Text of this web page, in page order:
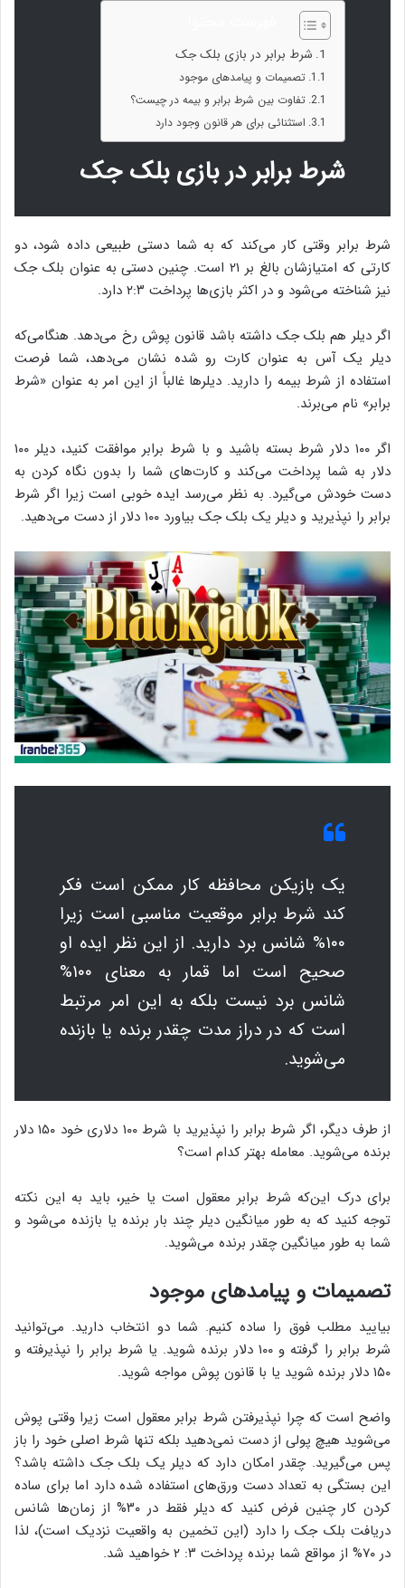
شرط برابر در بازی بلک جک
تصمیمات و پیامدهای موجود
تفاوت بین شرط برابر و بیمه در چیست؟
استثنائی برای هر قانون وجود دارد
شرط برابر در بازی بلک جک
شرط برابر وقتی کار می‌کند که به شما دستی طبیعی داده شود، دو
کارتی که امتیازشان بالغ بر ۲۱ است. چنین دستی به عنوان بلک جک
نیز شناخته می‌شود و در اکثر بازی‌ها پرداخت ۲:۳ دارد.
اگر دیلر هم بلک جک داشته باشد قانون پوش رخ می‌دهد. هنگامی‌که
دیلر یک آس به عنوان کارت رو شده نشان می‌دهد، شما فرصت
استفاده از شرط بیمه را دارید. دیلرها غالباً از این امر به عنوان «شرط
برابر» نام می‌برند.
اگر ۱۰۰ دلار شرط بسته باشید و با شرط برابر موافقت کنید، دیلر ۱۰۰
دلار به شما پرداخت می‌کند و کارت‌های شما را بدون نگاه کردن به
دست خودش می‌گیرد. به نظر می‌رسد ایده خوبی است زیرا اگر شرط
برابر را نپذیرید و دیلر یک بلک جک بیاورد ۱۰۰ دلار از دست می‌دهید.
یک بازیکن محافظه کار ممکن است فکر
کند شرط برابر موقعیت مناسبی است زیرا
۱۰۰% شانس برد دارید. از این نظر ایده او
صحیح است اما قمار به معنای ۱۰۰%
شانس برد نیست بلکه به این امر مرتبط
است که در دراز مدت چقدر برنده یا بازنده
می‌شوید.
از طرف دیگر، اگر شرط برابر را نپذیرید با شرط ۱۰۰ دلاری خود ۱۵۰ دلار
برنده می‌شوید. معامله بهتر کدام است؟
برای درک این‌که شرط برابر معقول است یا خیر، باید به این نکته
توجه کنید که به طور میانگین دیلر چند بار برنده یا بازنده می‌شود و
شما به طور میانگین چقدر برنده می‌شوید.
تصمیمات و پیامدهای موجود
بیایید مطلب فوق را ساده کنیم. شما دو انتخاب دارید. می‌توانید
شرط برابر را گرفته و ۱۰۰ دلار برنده شوید. یا شرط برابر را نپذیرفته و
۱۵۰ دلار برنده شوید یا با قانون پوش مواجه شوید.
واضح است که چرا نپذیرفتن شرط برابر معقول است زیرا وقتی پوش
می‌شوید هیچ پولی از دست نمی‌دهید بلکه تنها شرط اصلی خود را باز
پس می‌گیرید. چقدر امکان دارد که دیلر یک بلک جک داشته باشد؟
این بستگی به تعداد دست ورق‌های استفاده شده دارد اما برای ساده
کردن کار چنین فرض کنید که دیلر فقط در ۳۰% از زمان‌ها شانس
دریافت بلک جک را دارد (این تخمین به واقعیت نزدیک است)، لذا
در ۷۰% از مواقع شما برنده پرداخت ۳: ۲ خواهید شد.